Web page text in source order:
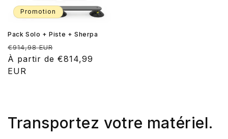
Promotion
Pack Solo + Piste + Sherpa
Prix
habituel
€914,98 EUR
promotionnel
À partir de €814,99
EUR
Transportez votre matériel.